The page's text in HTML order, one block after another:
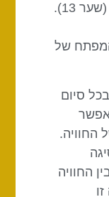
(שער 33) למרכז הג'י, הלב הגבוה (שער 13).
של
סיום
החוויה.
החוויה